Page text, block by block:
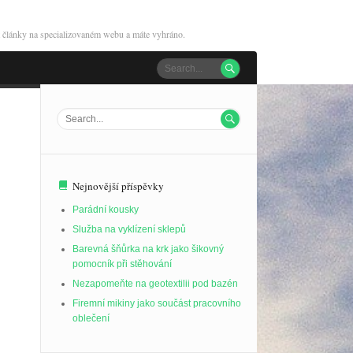
na specializovaném webu a máte vyhráno.


Nejnovější příspěvky
Parádní kousky
Služba na vyklízení sklepů
Barevná šňůrka na krk jako šikovný
pomocník při stěhování
Nezapomeňte na geotextilii pod bazén
Firemní mikiny jako součást pracovního
oblečení